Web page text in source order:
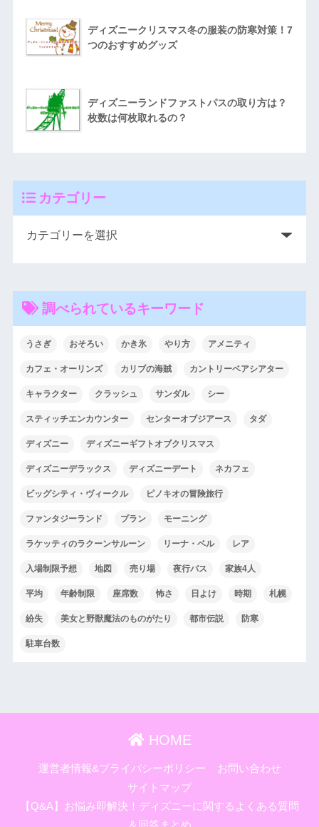
ディズニークリスマス冬の服装の防寒対策！7
つのおすすめグッズ
ディズニーランドファストパスの取り方は？
枚数は何枚取れるの？
カテゴリー
調べられているキーワード
うさぎ おそろい かき氷 やり方 アメニティ
カフェ・オーリンズ カリブの海賊 カントリーベアシアター
キャラクター クラッシュ サンダル シー
スティッチエンカウンター センターオブジアース タダ
ディズニー ディズニーギフトオブクリスマス
ディズニーデラックス ディズニーデート ネカフェ
ビッグシティ・ヴィークル ピノキオの冒険旅行
ファンタジーランド プラン モーニング
ラケッティのラクーンサルーン リーナ・ベル レア
入場制限予想 地図 売り場 夜行バス 家族4人
平均 年齢制限 座席数 怖さ 日よけ 時期 札幌
紛失 美女と野獣魔法のものがたり 都市伝説 防寒
駐車台数
HOME
運営者情報&プライバシーポリシー
お問い合わせ
サイトマップ
【Q&A】お悩み即解決！ディズニーに関するよくある質問